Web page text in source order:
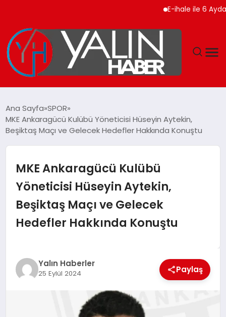
E-ihale ile 6 Ayda 2.7
SPOR
YAŞAM
TEKNOLOJİ
Ana Sayfa SPOR
MKE Ankaragücü Kulübü Yöneticisi Hüseyin Aytekin,
Beşiktaş Maçı ve Gelecek Hedefler Hakkında Konuştu
MKE Ankaragücü Kulübü
Yöneticisi Hüseyin Aytekin,
Beşiktaş Maçı ve Gelecek
Hedefler Hakkında Konuştu
Yalın Haberler
25 Eylül 2024 Paylaş